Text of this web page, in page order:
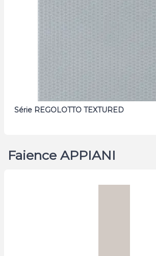
Série REGOLOTTO TEXTURED
Faience APPIANI